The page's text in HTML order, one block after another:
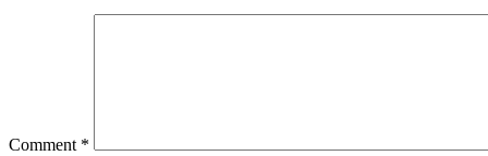
Comment *